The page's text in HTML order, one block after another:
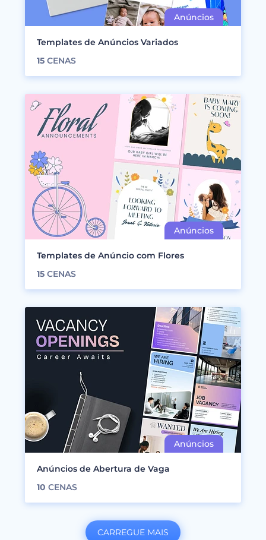
Templates de Anúncios Variados
15 CENAS
Templates de Anúncio com Flores
15 CENAS
Anúncios de Abertura de Vaga
10 CENAS
CARREGUE MAIS